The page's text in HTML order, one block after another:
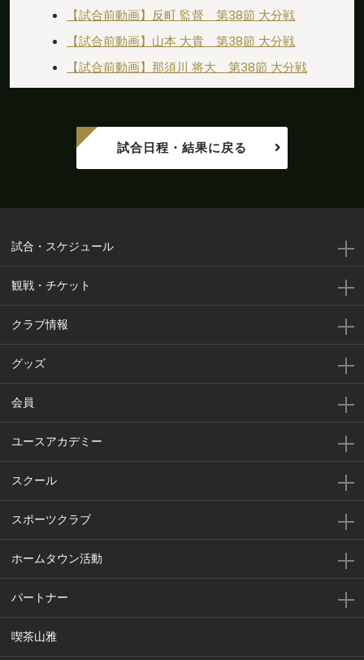
【試合前動画】反町 監督 第38節 大分戦
【試合前動画】山本 大貴 第38節 大分戦
【試合前動画】那須川 将大 第38節 大分戦
試合日程・結果に戻る
試合・スケジュール
観戦・チケット
クラブ情報
グッズ
会員
ユースアカデミー
スクール
スポーツクラブ
ホームタウン活動
パートナー
喫茶山雅